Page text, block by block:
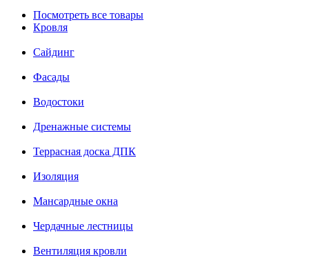
Посмотреть все товары
Кровля
Сайдинг
Фасады
Водостоки
Дренажные системы
Террасная доска ДПК
Изоляция
Мансардные окна
Чердачные лестницы
Вентиляция кровли